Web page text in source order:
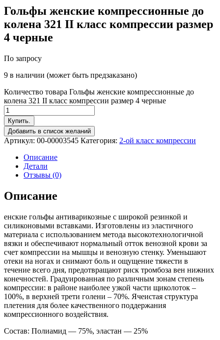
Гольфы женские компрессионные до
колена 321 II класс компрессии размер
4 черные
По запросу
9 в наличии (может быть предзаказано)
Количество товара Гольфы женские компрессионные до
колена 321 II класс компрессии размер 4 черные
Купить.
Добавить в список желаний
Артикул: 00-00003545 Категория: 2-ой класс компрессии
Описание
Детали
Отзывы (0)
Описание
енские гольфы антиварикозные с широкой резинкой и
силиконовыми вставками. Изготовлены из эластичного
материала с использованием метода высокотехнологичной
вязки и обеспечивают нормальный отток венозной крови за
счет компрессии на мышцы и венозную стенку. Уменьшают
отеки на ногах и снимают боль и ощущение тяжести в
течение всего дня, предотвращают риск тромбоза вен нижних
конечностей. Градуированная по различным зонам степень
компрессии: в районе наиболее узкой части щиколоток –
100%, в верхней трети голени – 70%. Ячеистая структура
плетения для более качественного поддержания
компрессионного воздействия.
Состав: Полиамид — 75%, эластан — 25%